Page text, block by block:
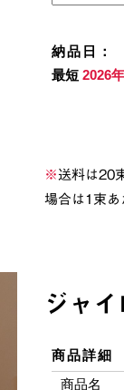
※ 送料は20
場合は1束あ
ジャ